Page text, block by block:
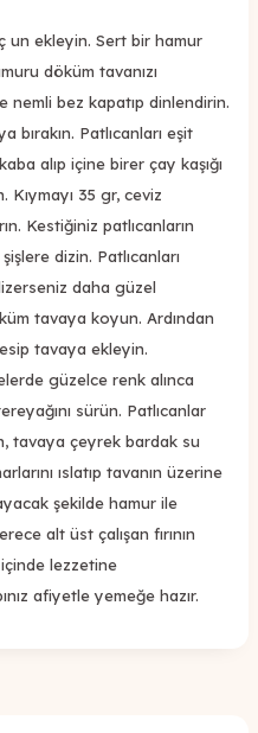
un ekleyin. Sert bir hamur
döküm tavanızı
nemli bez kapatıp dinlendirin.
bırakın. Patlıcanları eşit
alıp içine birer çay kaşığı
35 gr, ceviz
Kestiğiniz patlıcanların
dizin. Patlıcanları
daha güzel
tavaya koyun. Ardından
tavaya ekleyin.
güzelce renk alınca
sürün. Patlıcanlar
tavaya çeyrek bardak su
ıslatıp tavanın üzerine
şekilde hamur ile
alt üst çalışan fırının
lezzetine
afiyetle yemeğe hazır.